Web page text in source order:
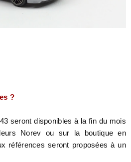
?
seront disponibles à la fin du mois
Norev ou sur la boutique en
références seront proposées à un